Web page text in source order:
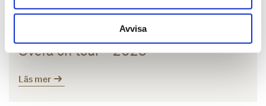
Avvisa
Evenemang | 2023-03-30
Svefa on tour - 2023
Läs mer